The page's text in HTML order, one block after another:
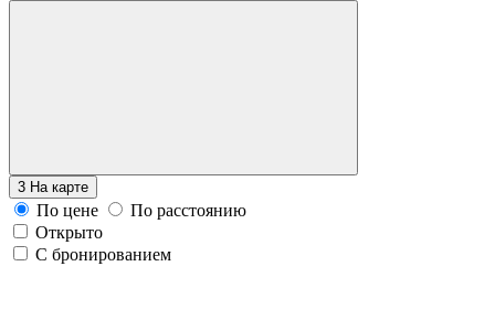
3 На карте
По цене
По расстоянию
Открыто
С бронированием